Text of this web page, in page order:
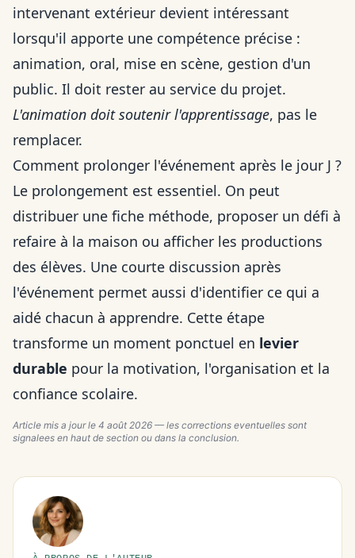
intervenant extérieur devient intéressant
lorsqu'il apporte une compétence précise :
animation, oral, mise en scène, gestion d'un
public. Il doit rester au service du projet.
L'animation doit soutenir l'apprentissage, pas le
remplacer.
Comment prolonger l'événement après le jour J ?
Le prolongement est essentiel. On peut
distribuer une fiche méthode, proposer un défi à
refaire à la maison ou afficher les productions
des élèves. Une courte discussion après
l'événement permet aussi d'identifier ce qui a
aidé chacun à apprendre. Cette étape
transforme un moment ponctuel en levier
durable pour la motivation, l'organisation et la
confiance scolaire.
Article mis a jour le 4 août 2026 — les corrections eventuelles sont
signalees en haut de section ou dans la conclusion.